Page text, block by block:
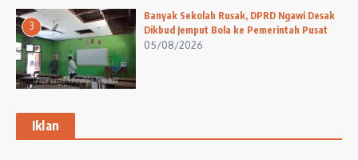
3
Banyak Sekolah Rusak, DPRD Ngawi Desak
Dikbud Jemput Bola ke Pemerintah Pusat
05/08/2026
Iklan